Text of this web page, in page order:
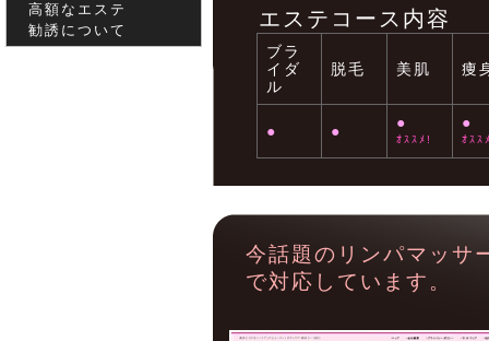
高額なエステ
勧誘について
エステコース内容
ブラ
イダ
ル
脱毛 美肌 痩
● ● ●
ｵｽｽﾒ!
●
ｵｽｽ
今話題のリンパマッサ
で対応しています。